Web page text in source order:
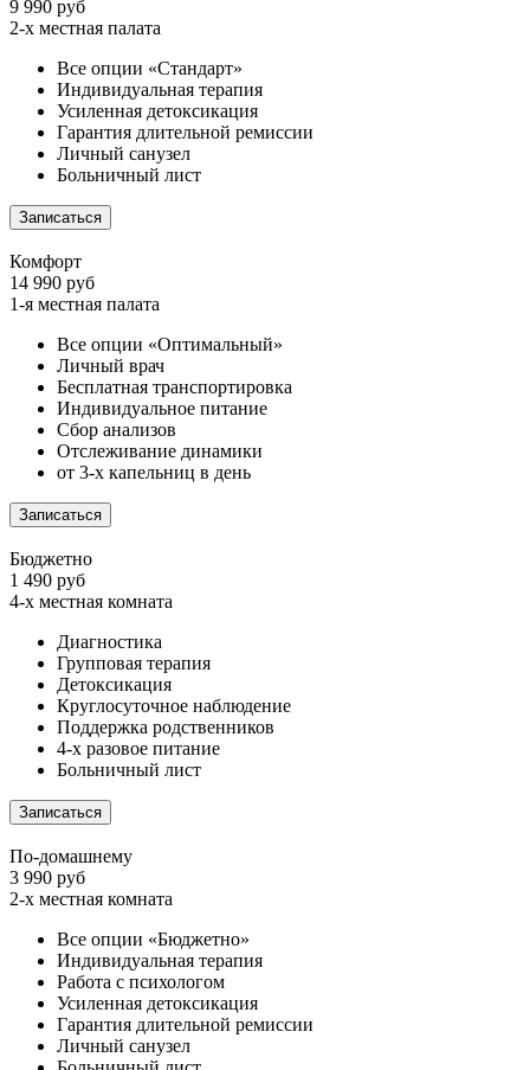
9 990 руб
2-х местная палата
Все опции «Стандарт»
Индивидуальная терапия
Усиленная детоксикация
Гарантия длительной ремиссии
Личный санузел
Больничный лист
Записаться
Комфорт
14 990 руб
1-я местная палата
Все опции «Оптимальный»
Личный врач
Бесплатная транспортировка
Индивидуальное питание
Сбор анализов
Отслеживание динамики
от 3-х капельниц в день
Записаться
Бюджетно
1 490 руб
4-х местная комната
Диагностика
Групповая терапия
Детоксикация
Круглосуточное наблюдение
Поддержка родственников
4-х разовое питание
Больничный лист
Записаться
По-домашнему
3 990 руб
2-х местная комната
Все опции «Бюджетно»
Индивидуальная терапия
Работа с психологом
Усиленная детоксикация
Гарантия длительной ремиссии
Личный санузел